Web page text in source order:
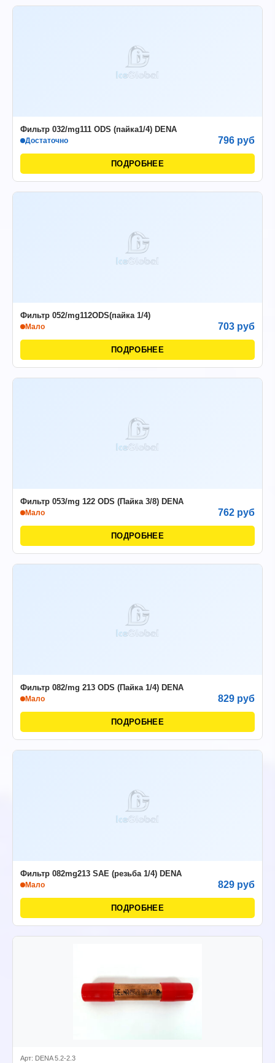
Фильтр 032/mg111 ODS (пайка1/4) DENA
Достаточно 796 руб
ПОДРОБНЕЕ
Фильтр 052/mg112ODS(пайка 1/4)
Мало 703 руб
ПОДРОБНЕЕ
Фильтр 053/mg 122 ODS (Пайка 3/8) DENA
Мало 762 руб
ПОДРОБНЕЕ
Фильтр 082/mg 213 ODS (Пайка 1/4) DENA
Мало 829 руб
ПОДРОБНЕЕ
Фильтр 082mg213 SAE (резьба 1/4) DENA
Мало 829 руб
ПОДРОБНЕЕ
Арт: DENA 5.2-2.3